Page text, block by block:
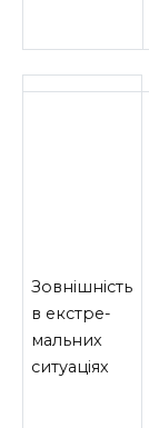
Зовнішність
в екстре­
мальних
ситуаціях